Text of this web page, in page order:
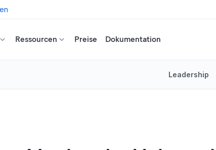
Ressourcen Preise Dokumentation
Leadership